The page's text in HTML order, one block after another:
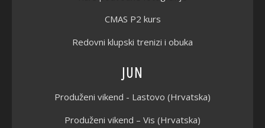
CMAS P2 kurs
Redovni klupski trenizi i obuka
JUN
Produženi vikend - Lastovo (Hrvatska)
Produženi vikend – Vis (Hrvatska)